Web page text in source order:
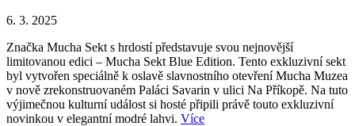
6. 3. 2025
Značka Mucha Sekt s hrdostí představuje svou nejnovější
limitovanou edici – Mucha Sekt Blue Edition. Tento exkluzivní sekt
byl vytvořen speciálně k oslavě slavnostního otevření Mucha Muzea
v nově zrekonstruovaném Paláci Savarin v ulici Na Příkopě. Na tuto
výjimečnou kulturní událost si hosté připili právě touto exkluzivní
novinkou v elegantní modré lahvi. Více